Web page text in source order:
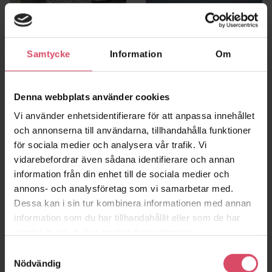
Samtycke Information Om
Denna webbplats använder cookies
Vi använder enhetsidentifierare för att anpassa innehållet
och annonserna till användarna, tillhandahålla funktioner
för sociala medier och analysera vår trafik. Vi
vidarebefordrar även sådana identifierare och annan
information från din enhet till de sociala medier och
annons- och analysföretag som vi samarbetar med.
Dessa kan i sin tur kombinera informationen med annan
information som du har tillhandahållit eller som de har
Nödvändig
Brf Söderterrassen
Stockholm Göteborg
Geely Innovation
Centre
Göteborg
Kv Algen
Jönköping